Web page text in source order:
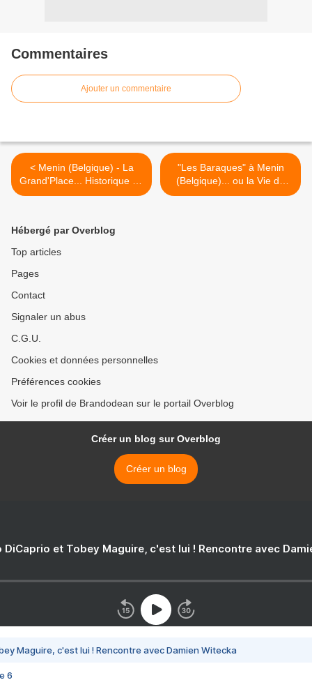
Commentaires
Ajouter un commentaire
< Menin (Belgique) - La
Grand'Place... Historique de
la Ville Frontière.
"Les Baraques" à Menin
(Belgique)... ou la Vie de
l'autre Côté de la Frontière
Hébergé par Overblog
Top articles
Pages
Contact
Signaler un abus
C.G.U.
Cookies et données personnelles
Préférences cookies
Voir le profil de Brandodean sur le portail Overblog
Créer un blog sur Overblog
Créer un blog
DiCaprio et Tobey Maguire, c'est lui ! Rencontre avec
Maguire, c'est lui ! Rencontre avec Damien Witecka
6